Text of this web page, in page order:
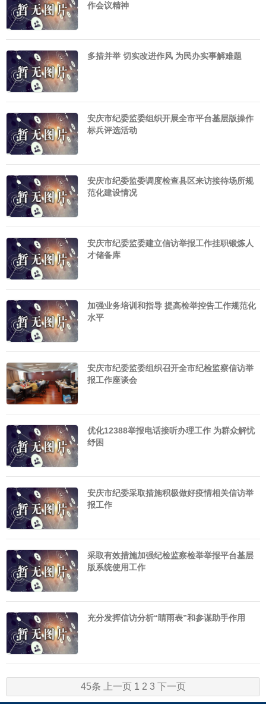
作会议精神
多措并举 切实改进作风 为民办实事解难题
安庆市纪委监委组织开展全市平台基层版操作
标兵评选活动
安庆市纪委监委调度检查县区来访接待场所规
范化建设情况
安庆市纪委监委建立信访举报工作挂职锻炼人
才储备库
加强业务培训和指导 提高检举控告工作规范化
水平
安庆市纪委监委组织召开全市纪检监察信访举
报工作座谈会
优化12388举报电话接听办理工作 为群众解忧
纾困
安庆市纪委采取措施积极做好疫情相关信访举
报工作
采取有效措施加强纪检监察检举举报平台基层
版系统使用工作
充分发挥信访分析“睛雨表”和参谋助手作用
45条 上一页 1 2 3 下一页